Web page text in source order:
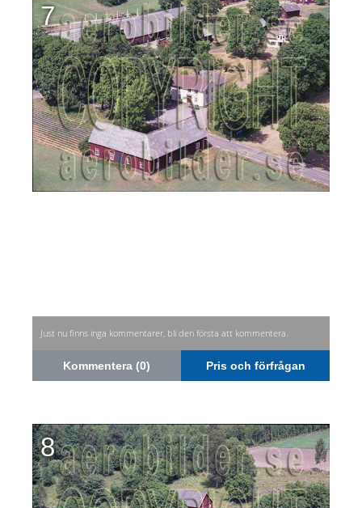
7
Just nu finns inga kommentarer, bli den första att kommentera.
Kommentera (0) Pris och förfrågan
8